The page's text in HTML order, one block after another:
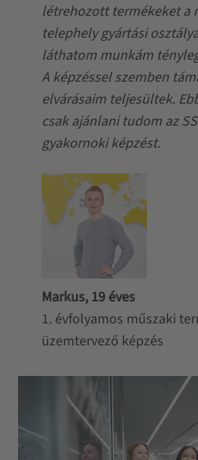
létrehozott termékeket a
telephely gyártási
láthatom munkám
A képzéssel szemben
elvárásaim teljesültek.
csak ajánlani tudom az
gyakornoki képzést.
Markus, 19 éves
1. évfolyamos műszaki
üzemtervező képzés